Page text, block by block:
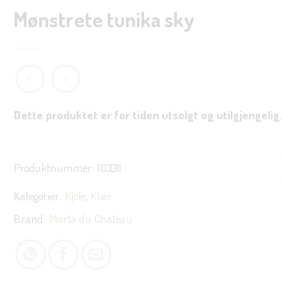
Mønstrete tunika sky
Dette produktet er for tiden utsolgt og utilgjengelig.
Produktnummer: 103311
Kategorier: Kjole Klær
Brand: Marta du Chateau